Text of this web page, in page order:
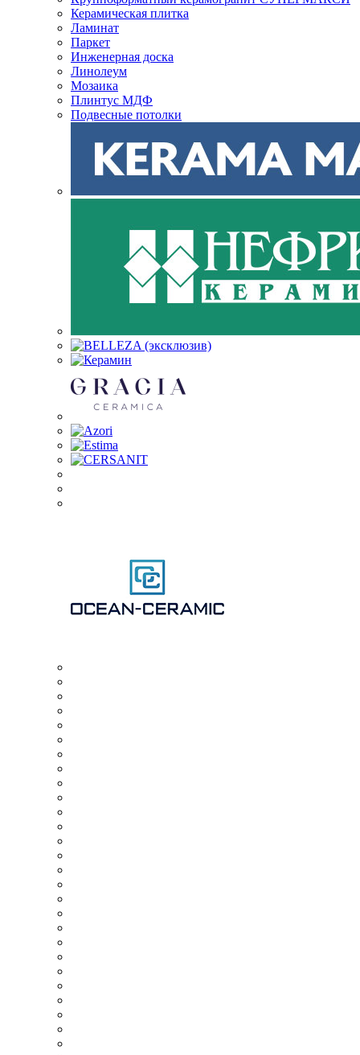
Керамическая плитка
Ламинат
Паркет
Инженерная доска
Линолеум
Мозаика
Плинтус МДФ
Подвесные потолки